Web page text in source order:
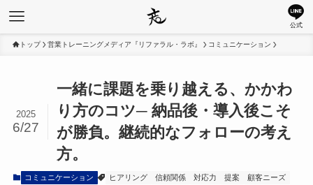
公式
トップ 営業トレーニングメディア『リファラル・ラボ』 コミュニケーション
一緒に課題を乗り越える、かかわ
り方のコツ─ 納品後・導入後こそ
が勝負。継続的なフォローの考え
方。
2025
6/27
コミュニケーション ヒアリング 信頼関係 対応力 提案 顧客ニーズ